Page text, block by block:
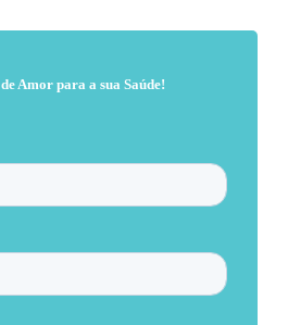
Amor para a sua Saúde!